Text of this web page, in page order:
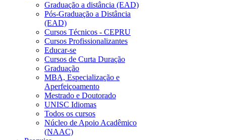
Graduação a distância (EAD)
Pós-Graduação a Distância
(EAD)
Cursos Técnicos - CEPRU
Cursos Profissionalizantes
Educar-se
Cursos de Curta Duração
Graduação
MBA, Especialização e
Aperfeiçoamento
Mestrado e Doutorado
UNISC Idiomas
Todos os cursos
Núcleo de Apoio Acadêmico
(NAAC)